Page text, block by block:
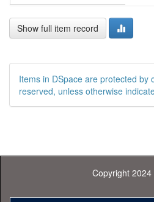
Show full item record
Items in DSpace are protected by
reserved, unless otherwise
Copyright 2024